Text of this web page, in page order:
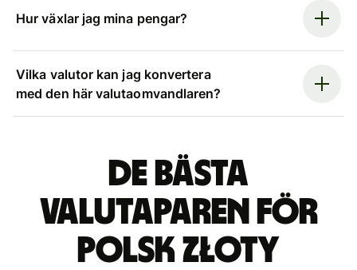
Hur växlar jag mina pengar?
Vilka valutor kan jag konvertera
med den här valutaomvandlaren?
De bästa
valutaparen för
polsk złoty